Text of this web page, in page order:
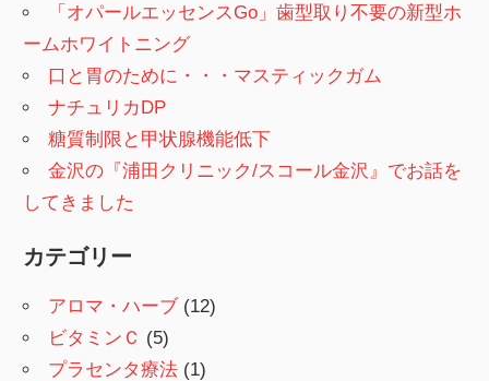
「オパールエッセンスGo」歯型取り不要の新型ホ
ームホワイトニング
口と胃のために・・・マスティックガム
ナチュリカDP
糖質制限と甲状腺機能低下
金沢の『浦田クリニック/スコール金沢』でお話を
してきました
カテゴリー
アロマ・ハーブ(12)
ビタミンＣ (5)
プラセンタ療法 (1)